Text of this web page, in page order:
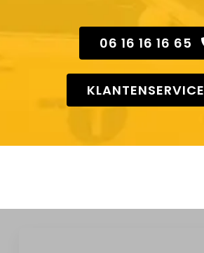
06 16 16 16 65
KLANTENSERVICE